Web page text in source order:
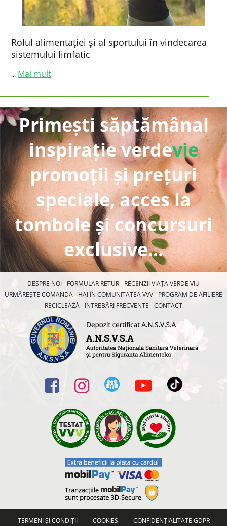
Rolul alimentaţiei şi al sportului în vindecarea
sistemului limfatic
... Mai mult
Primești săptămânal
inspirație verdevie
promoții și prețuri
speciale, acces la
tombole și concursuri
exclusive...
DESPRE NOI FORMULAR RETUR
RECENZII VIAȚA VERDE VIU
URMĂREȘTE COMANDA
HAI ÎN COMUNITATEA VVV
PROGRAM DE AFILIERE
RECICLEAZĂ ÎNTREBĂRI FRECVENTE CONTACT
TERMENI ȘI CONDIȚII COOKIES CONFIDENȚIALITATE GDPR